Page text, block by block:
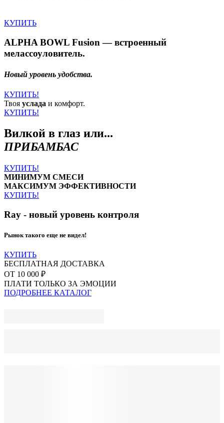
КУПИТЬ
ALPHA BOWL Fusion — встроенный
мелассоуловитель.
Новый уровень удобства.
КУПИТЬ!
Твоя услада и комфорт.
КУПИТЬ!
Вилкой в глаз или...
ПРИБАМБАС
КУПИТЬ!
МИНИМУМ СМЕСИ
МАКСИМУМ ЭФФЕКТИВНОСТИ
КУПИТЬ!
Ray - новый уровень контроля
Рынок такого еще не видел!
КУПИТЬ
БЕСПЛАТНАЯ ДОСТАВКА
ОТ 10 000 ₽
ПЛАТИ ТОЛЬКО ЗА ЭМОЦИИ
ПОДРОБНЕЕ КАТАЛОГ